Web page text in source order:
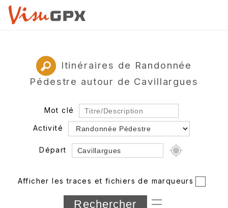
Itinéraires de Randonnée
Pédestre autour de Cavillargues
Mot clé
Activité
Départ
Département
Afficher les traces et fichiers de marqueurs